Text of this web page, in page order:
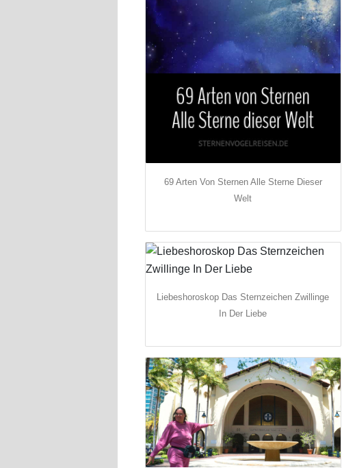
69 Arten Von Sternen Alle Sterne Dieser
Welt
Liebeshoroskop Das Sternzeichen Zwillinge
In Der Liebe